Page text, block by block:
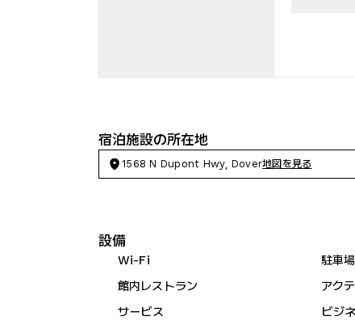
宿泊施設の所在地
1568 N Dupont Hwy, Dover地図を見る
設備
Wi-Fi 駐車場
館内レストラン
アク
サービス
ビジ